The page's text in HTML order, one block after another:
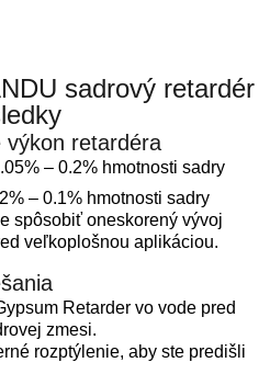
sadrový retardér
výkon retardéra
– 0.2% hmotnosti sadry
– 0.1% hmotnosti sadry
spôsobiť oneskorený vývoj
veľkoplošnou aplikáciou.
Retarder vo vode pred
zmesi.
rozptýlenie, aby ste predišli